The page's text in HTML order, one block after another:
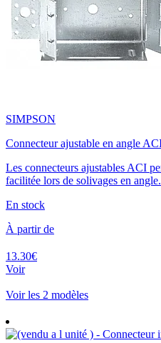
SIMPSON
Connecteur ajustable en angle
Les connecteurs ajustables ACI
facilitée lors de solivages en angle.
En stock
À partir de
13.30€
Voir
Voir les 2 modèles